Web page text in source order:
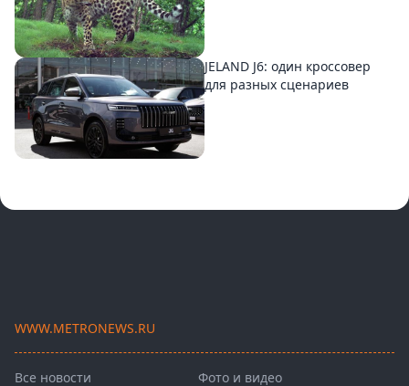
JELAND J6: один кроссовер
для разных сценариев
WWW.METRONEWS.RU
Все новости
Фото и видео